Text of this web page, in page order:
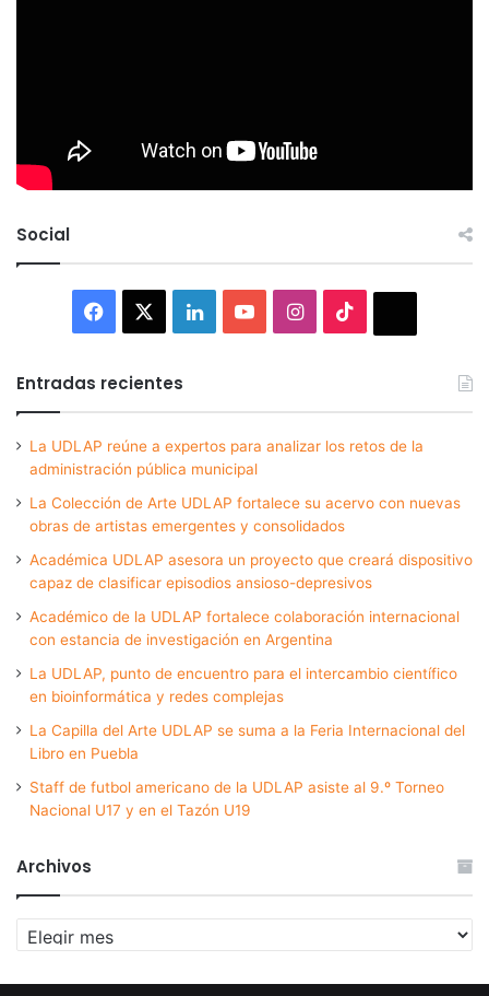
Social
Facebook LinkedInYouTubeInstagram
Entradas recientes
La UDLAP reúne a expertos para analizar los retos de la
administración pública municipal
La Colección de Arte UDLAP fortalece su acervo con nuevas
obras de artistas emergentes y consolidados
Académica UDLAP asesora un proyecto que creará dispositivo
capaz de clasificar episodios ansioso-depresivos
Académico de la UDLAP fortalece colaboración internacional
con estancia de investigación en Argentina
La UDLAP, punto de encuentro para el intercambio científico
en bioinformática y redes complejas
La Capilla del Arte UDLAP se suma a la Feria Internacional del
Libro en Puebla
Staff de futbol americano de la UDLAP asiste al 9.º Torneo
Nacional U17 y en el Tazón U19
Archivos
Archivos